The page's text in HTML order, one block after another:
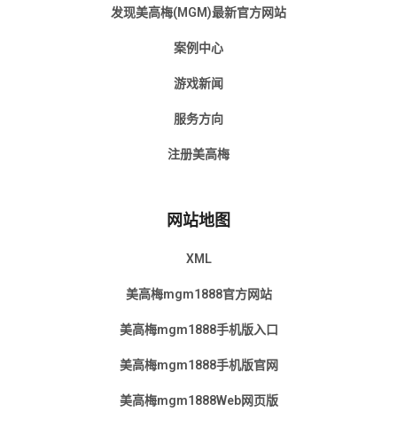
发现美高梅(MGM)最新官方网站
案例中心
游戏新闻
服务方向
注册美高梅
网站地图
XML
美高梅mgm1888官方网站
美高梅mgm1888手机版入口
美高梅mgm1888手机版官网
美高梅mgm1888Web网页版